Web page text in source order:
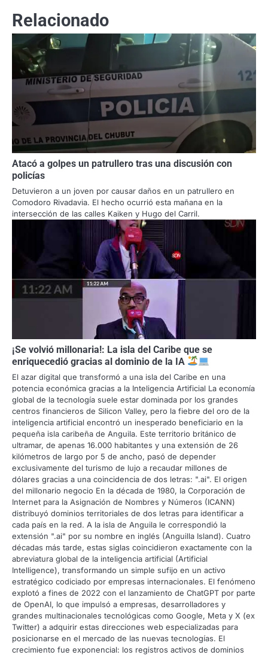
Relacionado
Atacó a golpes un patrullero tras una discusión con
policías
Detuvieron a un joven por causar daños en un patrullero en
Comodoro Rivadavia. El hecho ocurrió esta mañana en la
intersección de las calles Kaiken y Hugo del Carril.
¡Se volvió millonaria!: La isla del Caribe que se
enriquecedió gracias al dominio de la IA
El azar digital que transformó a una isla del Caribe en una
potencia económica gracias a la Inteligencia Artificial La economía
global de la tecnología suele estar dominada por los grandes
centros financieros de Silicon Valley, pero la fiebre del oro de la
inteligencia artificial encontró un inesperado beneficiario en la
pequeña isla caribeña de Anguila. Este territorio británico de
ultramar, de apenas 16.000 habitantes y una extensión de 26
kilómetros de largo por 5 de ancho, pasó de depender
exclusivamente del turismo de lujo a recaudar millones de
dólares gracias a una coincidencia de dos letras: ".ai". El origen
del millonario negocio En la década de 1980, la Corporación de
Internet para la Asignación de Nombres y Números (ICANN)
distribuyó dominios territoriales de dos letras para identificar a
cada país en la red. A la isla de Anguila le correspondió la
extensión ".ai" por su nombre en inglés (Anguilla Island). Cuatro
décadas más tarde, estas siglas coincidieron exactamente con la
abreviatura global de la inteligencia artificial (Artificial
Intelligence), transformando un simple sufijo en un activo
estratégico codiciado por empresas internacionales. El fenómeno
explotó a fines de 2022 con el lanzamiento de ChatGPT por parte
de OpenAI, lo que impulsó a empresas, desarrolladores y
grandes multinacionales tecnológicas como Google, Meta y X (ex
Twitter) a adquirir estas direcciones web especializadas para
posicionarse en el mercado de las nuevas tecnologías. El
crecimiento fue exponencial: los registros activos de dominios